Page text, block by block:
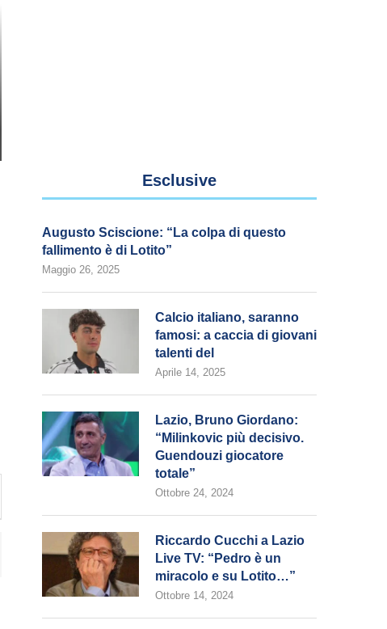
Esclusive
Augusto Sciscione: “La colpa di questo
fallimento è di Lotito”
Maggio 26, 2025
Calcio italiano, saranno
famosi: a caccia di giovani
talenti del
Aprile 14, 2025
Lazio, Bruno Giordano:
“Milinkovic più decisivo.
Guendouzi giocatore
totale”
Ottobre 24, 2024
Riccardo Cucchi a Lazio
Live TV: “Pedro è un
miracolo e su Lotito…”
Ottobre 14, 2024